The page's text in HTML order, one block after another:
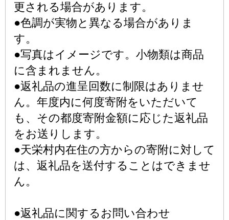
更される場合があります。
●色調が実物と異なる場合がありま
す。
●写真はイメージです。小物類は商品
に含まれません。
●返礼品の進呈回数に制限はありませ
ん。年度内に何度寄附をいただいて
も、その都度寄附金額に応じた返礼品
をお送りします。
●天栄村内在住の方からの寄附に対して
は、返礼品を送付することはできませ
ん。
●返礼品に関するお問い合わせ